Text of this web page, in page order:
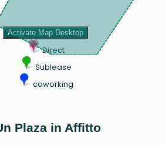
Activate Map Desktop
Direct
Sublease
coworking
Plaza in Affitto